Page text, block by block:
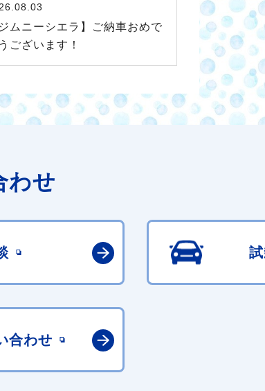
ジムニーシエラ】ご納車おめで
ございます！
わせ
合わせ